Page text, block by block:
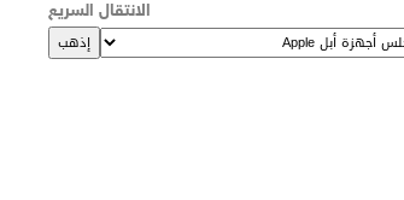
الانتقال السريع